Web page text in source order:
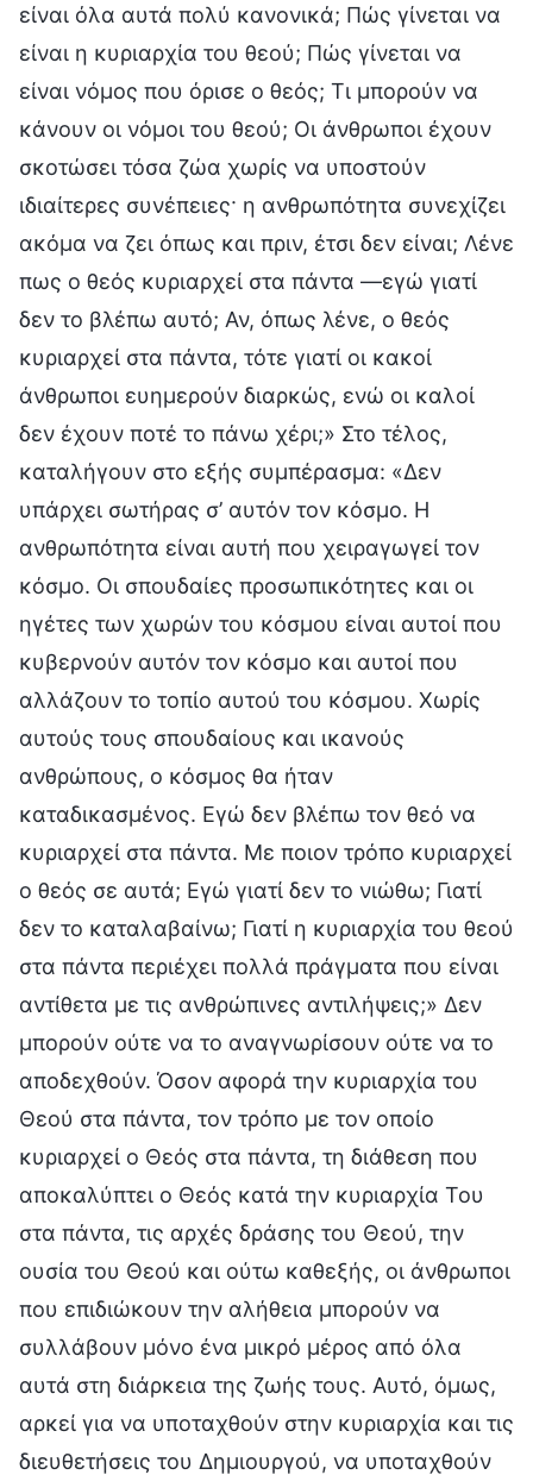
είναι όλα αυτά πολύ κανονικά; Πώς γίνεται να
είναι η κυριαρχία του θεού; Πώς γίνεται να
είναι νόμος που όρισε ο θεός; Τι μπορούν να
κάνουν οι νόμοι του θεού; Οι άνθρωποι έχουν
σκοτώσει τόσα ζώα χωρίς να υποστούν
ιδιαίτερες συνέπειες· η ανθρωπότητα συνεχίζει
ακόμα να ζει όπως και πριν, έτσι δεν είναι; Λένε
πως ο θεός κυριαρχεί στα πάντα —εγώ γιατί
δεν το βλέπω αυτό; Αν, όπως λένε, ο θεός
κυριαρχεί στα πάντα, τότε γιατί οι κακοί
άνθρωποι ευημερούν διαρκώς, ενώ οι καλοί
δεν έχουν ποτέ το πάνω χέρι;» Στο τέλος,
καταλήγουν στο εξής συμπέρασμα: «Δεν
υπάρχει σωτήρας σ’ αυτόν τον κόσμο. Η
ανθρωπότητα είναι αυτή που χειραγωγεί τον
κόσμο. Οι σπουδαίες προσωπικότητες και οι
ηγέτες των χωρών του κόσμου είναι αυτοί που
κυβερνούν αυτόν τον κόσμο και αυτοί που
αλλάζουν το τοπίο αυτού του κόσμου. Χωρίς
αυτούς τους σπουδαίους και ικανούς
ανθρώπους, ο κόσμος θα ήταν
καταδικασμένος. Εγώ δεν βλέπω τον θεό να
κυριαρχεί στα πάντα. Με ποιον τρόπο κυριαρχεί
ο θεός σε αυτά; Εγώ γιατί δεν το νιώθω; Γιατί
δεν το καταλαβαίνω; Γιατί η κυριαρχία του θεού
στα πάντα περιέχει πολλά πράγματα που είναι
αντίθετα με τις ανθρώπινες αντιλήψεις;» Δεν
μπορούν ούτε να το αναγνωρίσουν ούτε να το
αποδεχθούν. Όσον αφορά την κυριαρχία του
Θεού στα πάντα, τον τρόπο με τον οποίο
κυριαρχεί ο Θεός στα πάντα, τη διάθεση που
αποκαλύπτει ο Θεός κατά την κυριαρχία Του
στα πάντα, τις αρχές δράσης του Θεού, την
ουσία του Θεού και ούτω καθεξής, οι άνθρωποι
που επιδιώκουν την αλήθεια μπορούν να
συλλάβουν μόνο ένα μικρό μέρος από όλα
αυτά στη διάρκεια της ζωής τους. Αυτό, όμως,
αρκεί για να υποταχθούν στην κυριαρχία και τις
διευθετήσεις του Δημιουργού, να υποταχθούν